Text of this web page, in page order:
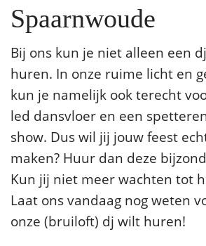
Spaarnwoude
Bij ons kun je niet alleen een
huren. In onze ruime licht en
kun je namelijk ook terecht
led dansvloer en een
show. Dus wil jij jouw feest
maken? Huur dan deze
Kun jij niet meer wachten tot
Laat ons vandaag nog weten
onze (bruiloft) dj wilt huren!